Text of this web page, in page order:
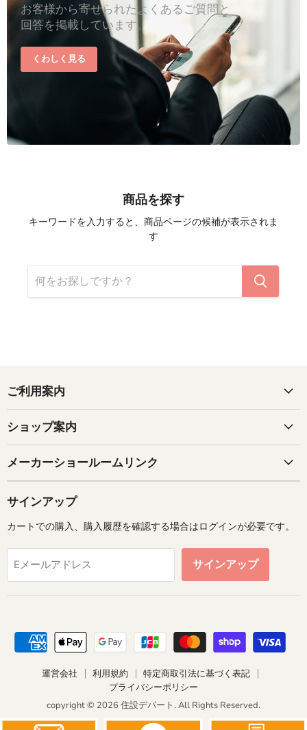
お客様から寄せられたよくあるご質問と
回答を掲載しています。
くわしく見る
商品を探す
キーワードを入力すると、商品ページの候補が表示されま
す
ご利用案内
ショップ案内
メーカーショールームリンク
サインアップ
カートでの購入、購入履歴を確認する場合はログインが必要です。
Eメールアドレス サインアップ
運営会社 利用規約
特定商取引法に基づく表記
プライバシーポリシー
copyright © 2026 住設デパート. All Rights Reserved.